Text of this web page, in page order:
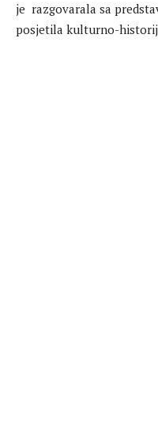
je razgovarala sa
posjetila kulturno-